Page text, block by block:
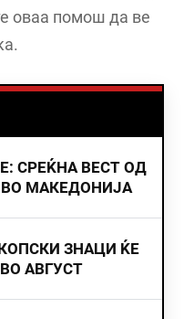
оваа помош да ве
СРЕЌНА ВЕСТ ОД
МАКЕДОНИЈА
ЗНАЦИ ЌЕ
АВГУСТ